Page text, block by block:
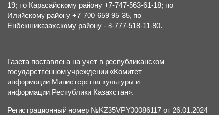
19; по Карасайскому району +7-747-563-61-18; по
Илийскому району +7-700-659-95-35, по
Енбекшиказахскому району - 8-777-518-11-80.
Газета поставлена на учет в республиканском
государственном учреждении «Комитет
информации Министерства культуры и
информации Республики Казахстан».
Регистрационный номер №KZ35VPY00086117 от 26.01.2024